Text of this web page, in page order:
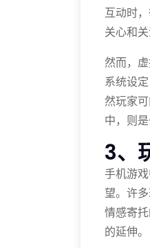
互动时
关心和
然而，
系统设
然玩家
中，则
3、
手机游
望。许
情感寄
的延伸。